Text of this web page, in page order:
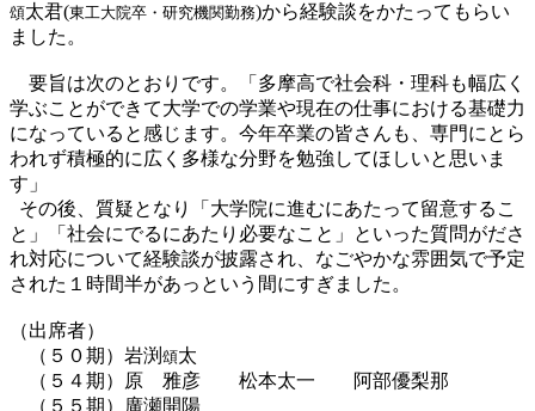
頌太君(東工大院卒・研究機関勤務)から経験談をかたってもらい
ました。
要旨は次のとおりです。「多摩高で社会科・理科も幅広く
学ぶことができて大学での学業や現在の仕事における基礎力
になっていると感じます。今年卒業の皆さんも、専門にとら
われず積極的に広く多様な分野を勉強してほしいと思いま
す」
その後、質疑となり「大学院に進むにあたって留意するこ
と」「社会にでるにあたり必要なこと」といった質問がださ
れ対応について経験談が披露され、なごやかな雰囲気で予定
された１時間半があっという間にすぎました。
（出席者）
（５０期）岩渕 頌太
（５４期）原 雅彦 松本太一 阿部優梨那
（５５期）廣瀬開陽